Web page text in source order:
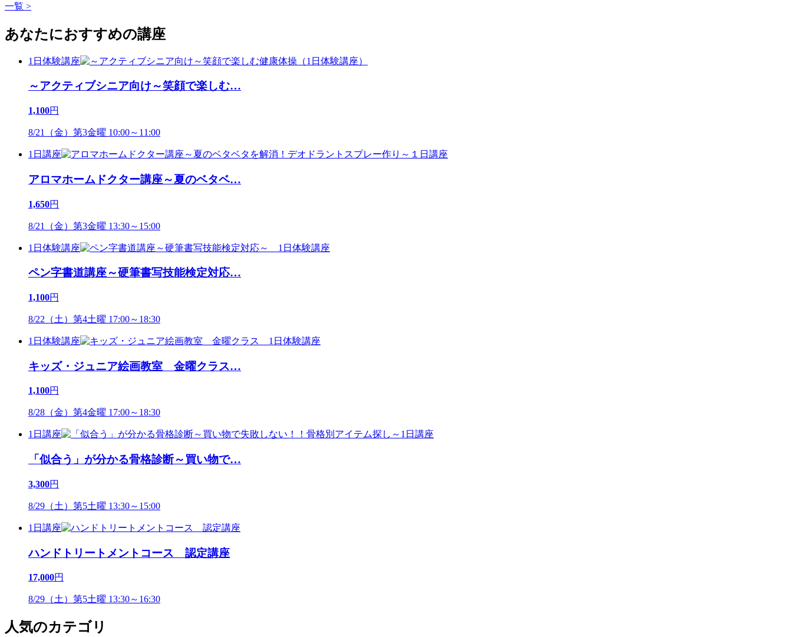
一覧 >
あなたにおすすめの講座
1日体験講座
～アクティブシニア向け～笑顔で楽しむ…
1,100円
8/21（金）第3金曜 10:00～11:00
1日講座
アロマホームドクター講座～夏のベタベ…
1,650円
8/21（金）第3金曜 13:30～15:00
1日体験講座
ペン字書道講座～硬筆書写技能検定対応…
1,100円
8/22（土）第4土曜 17:00～18:30
1日体験講座
キッズ・ジュニア絵画教室 金曜クラス…
1,100円
8/28（金）第4金曜 17:00～18:30
1日講座
「似合う」が分かる骨格診断～買い物で…
3,300円
8/29（土）第5土曜 13:30～15:00
1日講座
ハンドトリートメントコース 認定講座
17,000円
8/29（土）第5土曜 13:30～16:30
人気のカテゴリ